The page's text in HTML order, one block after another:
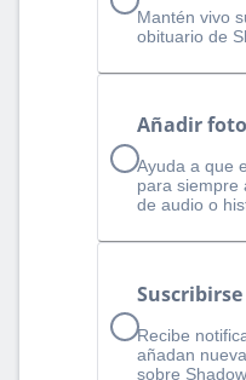
Mantén vivo
obituario de
Añadir
Ayuda a que
para siempre
de audio o
Recibe
añadan
sobre Shadow.